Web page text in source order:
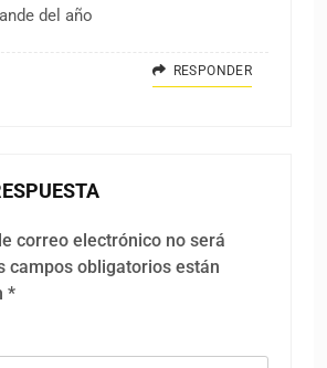
del año
RESPONDER
correo electrónico no será
campos obligatorios están
*